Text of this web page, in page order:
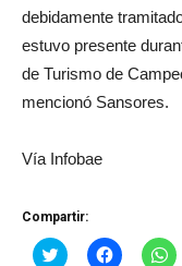
debidamente
estuvo presente
de Turismo de
mencionó Sansores.
Vía Infobae
Compartir:
Haz Haz